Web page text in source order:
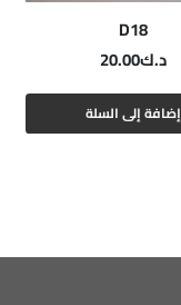
D18
د.ك20.00
إضافة إلى السلة